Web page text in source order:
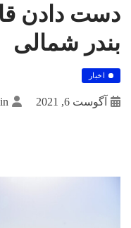
بندر شمالی
اخبار
آگوست 6, 2021